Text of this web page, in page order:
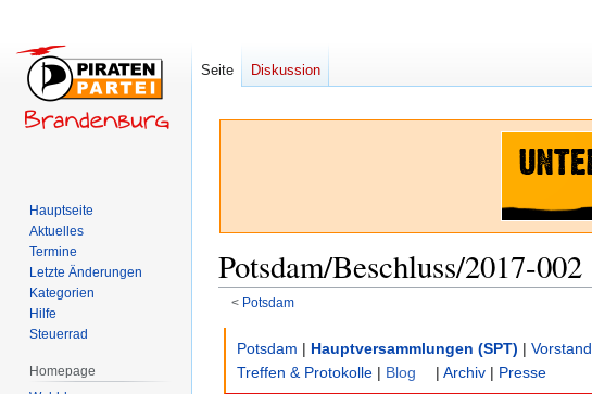
Potsdam/Beschluss/2017-002
< Potsdam
Potsdam | Hauptversammlungen (SPT) | Vorstand
Treffen & Protokolle | Blog | Archiv | Presse
Seite Diskussion
Hauptseite
Aktuelles
Termine
Letzte Änderungen
Kategorien
Hilfe
Steuerrad
Homepage